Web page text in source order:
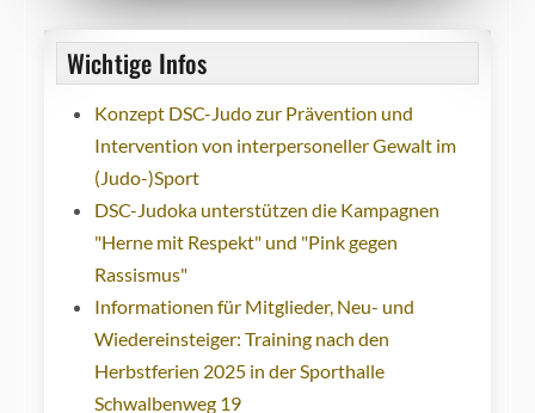
Wichtige Infos
Konzept DSC-Judo zur Prävention und
Intervention von interpersoneller Gewalt im
(Judo-)Sport
DSC-Judoka unterstützen die Kampagnen
"Herne mit Respekt" und "Pink gegen
Rassismus"
Informationen für Mitglieder, Neu- und
Wiedereinsteiger: Training nach den
Herbstferien 2025 in der Sporthalle
Schwalbenweg 19